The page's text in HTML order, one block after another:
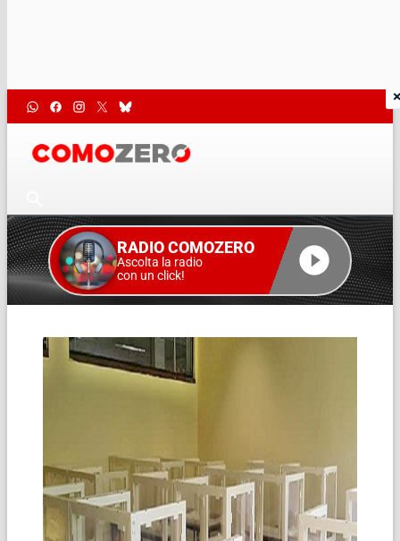
RADIO COMOZERO
Ascolta la radio
con un click!